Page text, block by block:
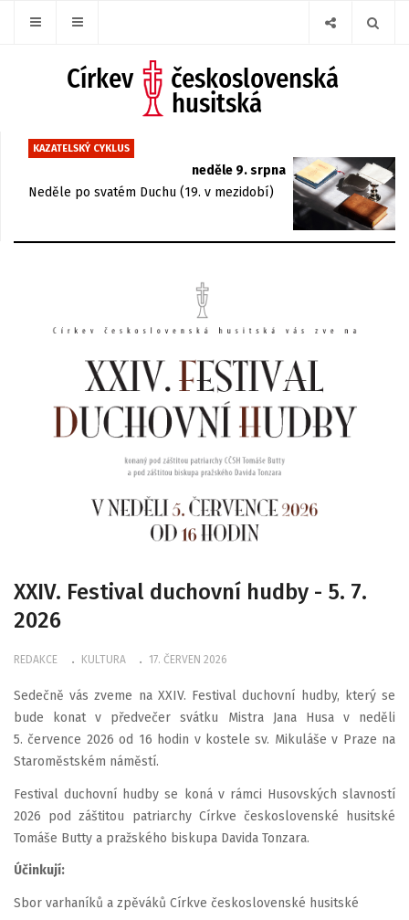
KAZATELSKÝ CYKLUS
neděle 9. srpna
Neděle po svatém Duchu (19. v mezidobí)
XXI​V. Festival duchovní hudby - 5. 7.
2026
REDAKCE KULTURA 17. ČERVEN 2026
Sedečně vás zveme na XXI​V. Festival duchovní hudby, který se
bude konat v předvečer svátku Mistra Jana Husa v ​neděli
5. července 202​6 od 16 hodin v kostele sv. Mikuláše v Praze na
Staroměstském náměstí.
Festival duchovní hudby se koná v rámci Husovských slavností
2026 pod záštitou patriarchy Církve československé husitské
Tomáše Butty a pražského biskupa Davida Tonzara.
Účinkují:
Sbor varhaníků a zpěváků Církve československé husitské